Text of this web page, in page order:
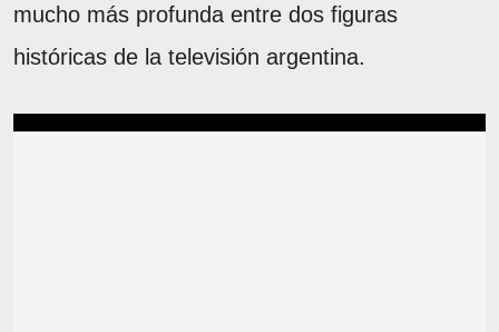
mucho más profunda entre dos figuras
históricas de la televisión argentina.